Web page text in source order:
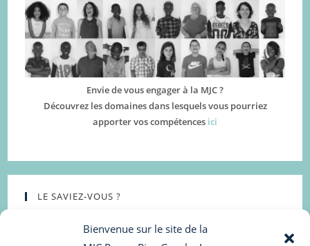
Bienvenue sur le site de la
Envie de vous engager à la MJC ?
Découvrez les domaines dans lesquels vous pourriez
apporter vos compétences ici
LE SAVIEZ-VOUS ?